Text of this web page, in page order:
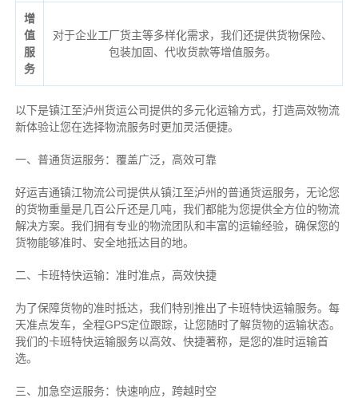
增
值
服
务
对于企业工厂货主等多样化需求，我们还提供货物保险、
包装加固、代收货款等增值服务。
以下是镇江至泸州货运公司提供的多元化运输方式，打造高效物流
新体验让您在选择物流服务时更加灵活便捷。
一、普通货运服务：覆盖广泛，高效可靠
好运吉通镇江物流公司提供从镇江至泸州的普通货运服务，无论您
的货物重量是几百公斤还是几吨，我们都能为您提供全方位的物流
解决方案。我们拥有专业的物流团队和丰富的运输经验，确保您的
货物能够准时、安全地抵达目的地。
二、卡班特快运输：准时准点，高效快捷
为了保障货物的准时抵达，我们特别推出了卡班特快运输服务。每
天准点发车，全程GPS定位跟踪，让您随时了解货物的运输状态。
我们的卡班特快运输服务以高效、快捷著称，是您的准时运输首
选。
三、加急空运服务：快速响应，跨越时空